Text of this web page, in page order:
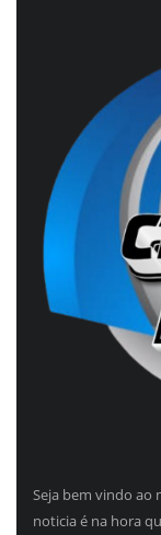
Seja bem vindo ao
noticia é na hora